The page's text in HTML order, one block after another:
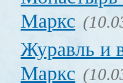
Маркс
Журавль и
Маркс